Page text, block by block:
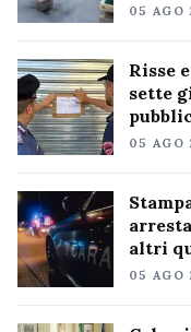
05 AGO
Risse
sette
05 AGO
altri
05 AGO